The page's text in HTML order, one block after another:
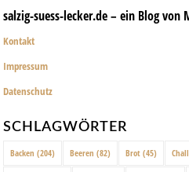
salzig-suess-lecker.de – ein Blog von
Kontakt
Impressum
Datenschutz
SCHLAGWÖRTER
Backen (204) Beeren (82) Brot (45)